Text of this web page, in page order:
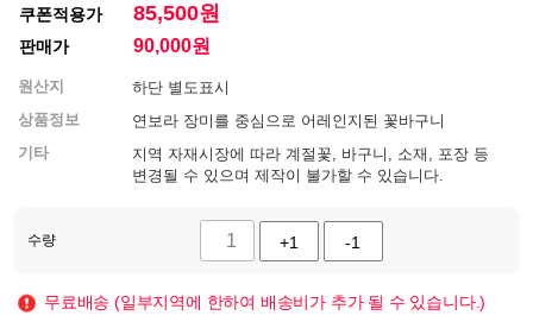
쿠폰적용가 85,500원
판매가 90,000원
원산지
하단 별도표시
상품정보
연보라 장미를 중심으로 어레인지된 꽃바구니
기타
지역 자재시장에 따라 계절꽃, 바구니, 소재, 포장 등
변경될 수 있으며 제작이 불가할 수 있습니다.
수량 +1 -1
무료배송 (일부지역에 한하여 배송비가 추가 될 수 있습니다.)